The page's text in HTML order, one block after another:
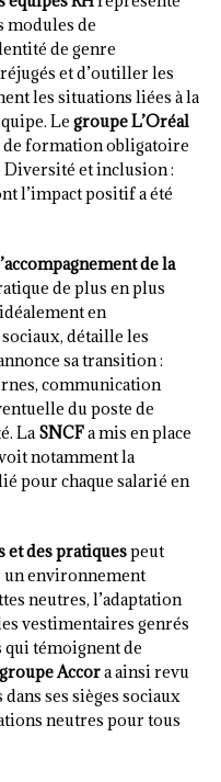
modules de
de genre
et d’outiller les
les situations liées à la
Le groupe L’Oréal
de formation obligatoire
Diversité et inclusion :
l’impact positif a été
de la
de plus en plus
en
détaille les
sa transition :
communication
du poste de
LaSNCFa mis en place
notamment la
pour chaque salarié en
et des pratiquespeut
un environnement
neutres, l’adaptation
vestimentaires genrés
qui témoignent de
groupe Accora ainsi revu
ses sièges sociaux
neutres pour tous